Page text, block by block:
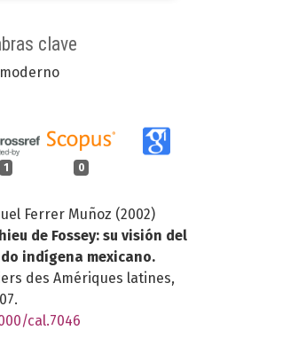
clave
1 0
Ferrer Muñoz (2002)
de Fossey: su visión del
indígena mexicano.
des Amériques latines,
cal.7046